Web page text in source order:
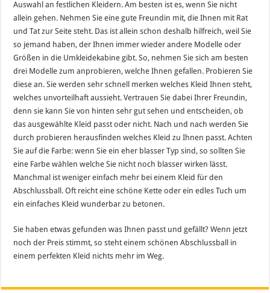
Auswahl an festlichen Kleidern. Am besten ist es, wenn Sie nicht
allein gehen. Nehmen Sie eine gute Freundin mit, die Ihnen mit Rat
und Tat zur Seite steht. Das ist allein schon deshalb hilfreich, weil Sie
so jemand haben, der Ihnen immer wieder andere Modelle oder
Größen in die Umkleidekabine gibt. So, nehmen Sie sich am besten
drei Modelle zum anprobieren, welche Ihnen gefallen. Probieren Sie
diese an. Sie werden sehr schnell merken welches Kleid Ihnen steht,
welches unvorteilhaft aussieht. Vertrauen Sie dabei Ihrer Freundin,
denn sie kann Sie von hinten sehr gut sehen und entscheiden, ob
das ausgewählte Kleid passt oder nicht. Nach und nach werden Sie
durch probieren herausfinden welches Kleid zu Ihnen passt. Achten
Sie auf die Farbe: wenn Sie ein eher blasser Typ sind, so sollten Sie
eine Farbe wählen welche Sie nicht noch blasser wirken lässt.
Manchmal ist weniger einfach mehr bei einem Kleid für den
Abschlussball. Oft reicht eine schöne Kette oder ein edles Tuch um
ein einfaches Kleid wunderbar zu betonen.
Sie haben etwas gefunden was Ihnen passt und gefällt? Wenn jetzt
noch der Preis stimmt, so steht einem schönen Abschlussball in
einem perfekten Kleid nichts mehr im Weg.